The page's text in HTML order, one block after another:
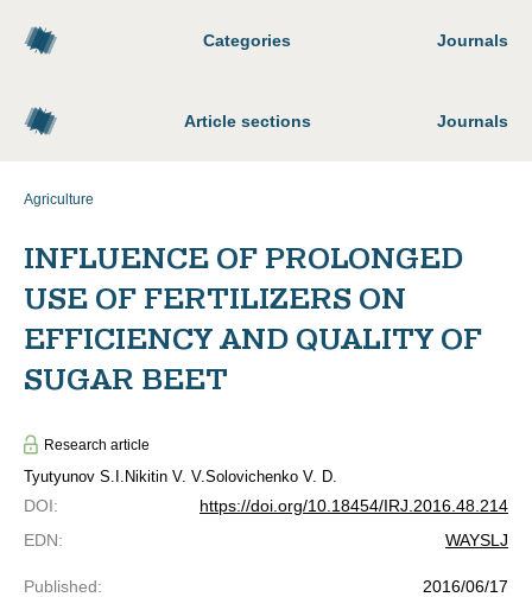
Categories Journals
Article sections Journals
Agriculture
INFLUENCE OF PROLONGED
USE OF FERTILIZERS ON
EFFICIENCY AND QUALITY OF
SUGAR BEET
Research article
Tyutyunov S.I. Nikitin V. V.Solovichenko V. D.
DOI:
https://doi.org/10.18454/IRJ.2016.48.214
EDN: WAYSLJ
Published:
2016/06/17